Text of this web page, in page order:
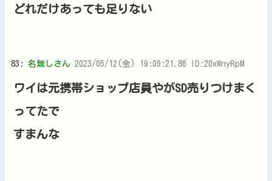
どれだけあっても足りない
83: 名無しさん 2023/05/12(金) 19:09:21.86 ID:20xWnyRpM
ワイは元携帯ショップ店員やがSD売りつけまく
ってたで
すまんな